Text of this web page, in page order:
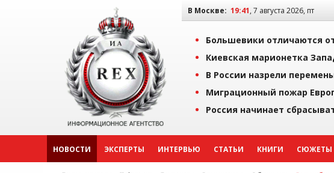
В Москве: 19:41, 7 августа 2026, пт
Большевики отличаются
Киевская марионетка
В России назрели
Миграционный пожар
Россия начинает
НОВОСТИ ЭКСПЕРТЫ ИНТЕРВЬЮ СТАТЬИ КНИГИ СЮЖЕТЫ